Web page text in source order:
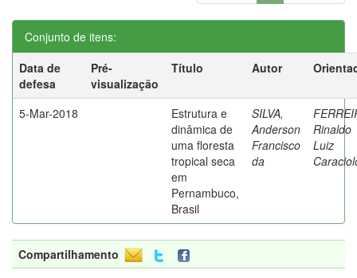
Conjunto de itens:
Data de
defesa
Pré-
visualização
Título Autor
5-Mar-2018
Estrutura e
dinâmica de
uma floresta
tropical seca
em
Pernambuco,
Brasil
SILVA,
Anderson
Francisco
da
Rinaldo
Luiz
Compartilhamento